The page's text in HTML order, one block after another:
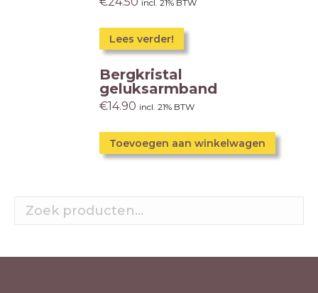
incl. 21% BTW
Lees verder!
Bergkristal
geluksarmband
€14.90 incl. 21% BTW
Toevoegen aan winkelwagen